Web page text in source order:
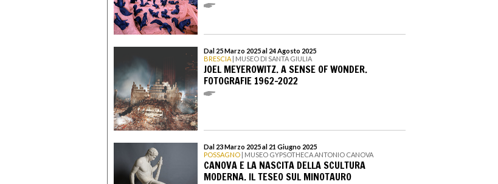
Dal 25 Marzo 2025 al 24 Agosto 2025
BRESCIA | MUSEO DI SANTA GIULIA
JOEL MEYEROWITZ. A SENSE OF WONDER.
FOTOGRAFIE 1962-2022
Dal 23 Marzo 2025 al 21 Giugno 2025
POSSAGNO | MUSEO GYPSOTHECA ANTONIO CANOVA
CANOVA E LA NASCITA DELLA SCULTURA
MODERNA. IL TESEO SUL MINOTAURO